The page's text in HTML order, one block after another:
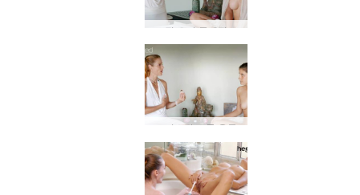
질 오이 클렌징
크리스탈 스톤 운동